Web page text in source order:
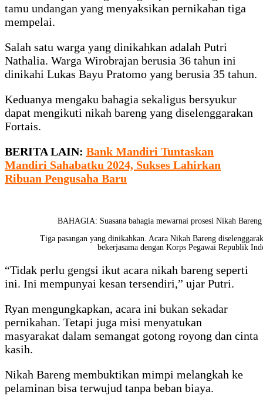
tamu undangan yang menyaksikan pernikahan tiga
mempelai.
Salah satu warga yang dinikahkan adalah Putri
Nathalia. Warga Wirobrajan berusia 36 tahun ini
dinikahi Lukas Bayu Pratomo yang berusia 35 tahun.
Keduanya mengaku bahagia sekaligus bersyukur
dapat mengikuti nikah bareng yang diselenggarakan
Fortais.
BERITA LAIN: Bank Mandiri Tuntaskan
Mandiri Sahabatku 2024, Sukses Lahirkan
Ribuan Pengusaha Baru
BAHAGIA: Suasana bahagia mewarnai prosesi Nikah
Tiga pasangan yang dinikahkan. Acara Nikah Bareng
bekerjasama dengan Korps Pegawai Republik
“Tidak perlu gengsi ikut acara nikah bareng seperti
ini. Ini mempunyai kesan tersendiri,” ujar Putri.
Ryan mengungkapkan, acara ini bukan sekadar
pernikahan. Tetapi juga misi menyatukan
masyarakat dalam semangat gotong royong dan cinta
kasih.
Nikah Bareng membuktikan mimpi melangkah ke
pelaminan bisa terwujud tanpa beban biaya.